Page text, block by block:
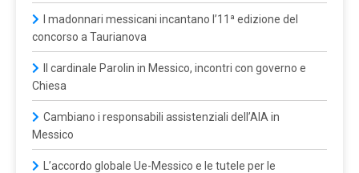
I madonnari messicani incantano l’11ª edizione del
concorso a Taurianova
Il cardinale Parolin in Messico, incontri con governo e
Chiesa
Cambiano i responsabili assistenziali dell’AIA in
Messico
L’accordo globale Ue-Messico e le tutele per le